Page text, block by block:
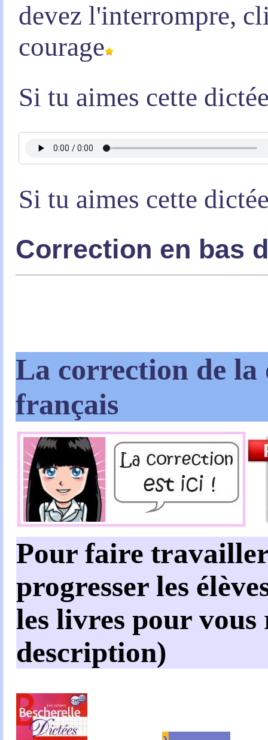
devez l'interrompre,
courage
Si tu aimes cette
Si tu aimes cette
Correction en bas
La correction de la
français
Pour faire
progresser les
les livres pour
description)